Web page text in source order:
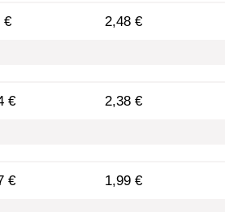
€ 2,48 €
€ 2,38 €
€ 1,99 €